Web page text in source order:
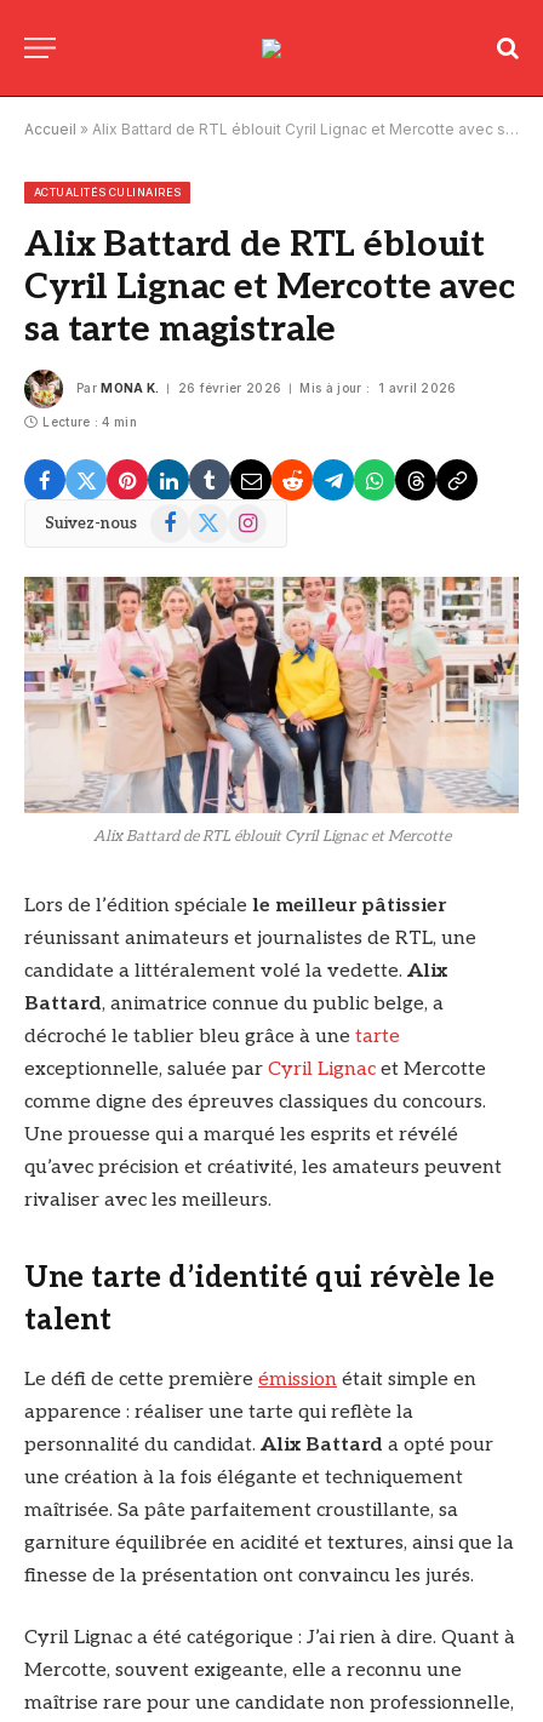
Accueil » Alix Battard de RTL éblouit Cyril Lignac et Mercotte avec sa tarte magistrale
ACTUALITÉS CULINAIRES
Alix Battard de RTL éblouit
Cyril Lignac et Mercotte avec
sa tarte magistrale
Par MONA K. 26 février 2026 Mis à jour : 1 avril 2026
Lecture : 4 min
Suivez-nous Facebook
X
Instagram
Alix Battard de RTL éblouit Cyril Lignac et Mercotte
Lors de l’édition spéciale le meilleur pâtissier
réunissant animateurs et journalistes de RTL, une
candidate a littéralement volé la vedette. Alix
Battard, animatrice connue du public belge, a
décroché le tablier bleu grâce à une tarte
exceptionnelle, saluée par Cyril Lignac et Mercotte
comme digne des épreuves classiques du concours.
Une prouesse qui a marqué les esprits et révélé
qu’avec précision et créativité, les amateurs peuvent
rivaliser avec les meilleurs.
Une tarte d’identité qui révèle le
talent
Le défi de cette première émission était simple en
apparence : réaliser une tarte qui reflète la
personnalité du candidat. Alix Battard a opté pour
une création à la fois élégante et techniquement
maîtrisée. Sa pâte parfaitement croustillante, sa
garniture équilibrée en acidité et textures, ainsi que la
finesse de la présentation ont convaincu les jurés.
Cyril Lignac a été catégorique : J’ai rien à dire. Quant à
Mercotte, souvent exigeante, elle a reconnu une
maîtrise rare pour une candidate non professionnelle,